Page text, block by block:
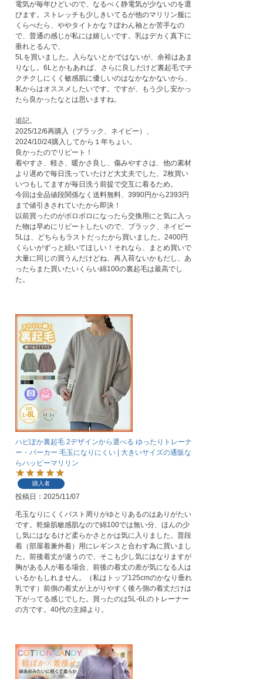
電気が毎年ひどいので、なるべく静電気が少ないのを選
びます。ストレッチも少しきいてるが他のマリリン服に
くらべたら、ややタイトかな？ぽわん袖とか苦手なの
で、普通の感じが私には嬉しいです。乳はデカく真下に
垂れとるんで、
5Lを買いました。入らないとかではないが、余裕はあま
りなし。6Lとかもあれば、さらに良しだけど裏起毛でチ
クチクしにくく敏感肌に優しいのはなかなかないから、
私からはオススメしたいです。ですが、もう少し安かっ
たら良かったなとは思いますね。
追記。
2025/12/6再購入（ブラック、ネイビー）、
2024/10/24購入してから１年ちょい。
良かったのでリピート！
着やすさ、軽さ、暖かさ良し、傷みやすさは、他の素材
より遅めで毎日洗っていたけど大丈夫でした、2枚買い
いつもしてますが毎日洗う前提で交互に着るため。
今回は全品値段関係なく送料無料、3990円から2393円
まで値引きされていたから即決！
以前買ったのがボロボロになったら交換用にと気に入っ
た物は早めにリピートしたいので、ブラック、ネイビー
5Lは、どちらもラストだったから買いました。2400円
くらいがずっと続いてほしい！それなら、まとめ買いで
大量に同じの買うんだけどね、再入荷ないかもだし、あ
ったらまた買いたいくらい綿100の裏起毛は最高でし
た。
ハピぽか裏起毛 2デザインから選べる ゆったりトレーナ
ー・パーカー 毛玉になりにくい | 大きいサイズの通販な
らハッピーマリリン
購入者
投稿日 2025/11/07
毛玉なりにくくバスト周りがゆとりあるのはありがたい
です。乾燥肌敏感肌なので綿100では無い分、ほんの少
し気にはなるけど柔らかさとかは気に入りました。普段
着（部屋着兼外着）用にレギンスと合わす為に買いまし
た。前後着丈が違うので、そこも少し気にはなりますが
胸がある人が着る場合、前後の着丈の差が気になる人は
いるかもしれません。（私はトップ125cmのかなり垂れ
乳です）前側の着丈が上がりやすく後ろ側の着丈だけは
下がってる感じでした。買ったのは5L-6Lのトレーナー
の方です。40代の主婦より。